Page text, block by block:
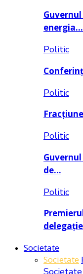
energia…
Politic
Politic
Politic
de…
Politic
Societate
Societate
Societate